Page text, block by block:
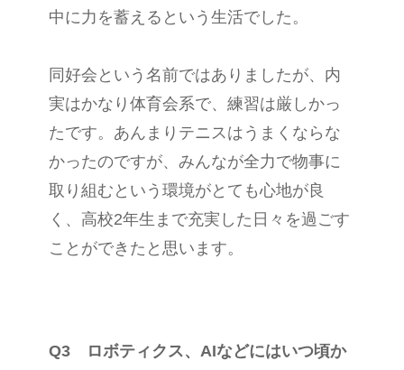
中に力を蓄えるという生活でした。
同好会という名前ではありましたが、内
実はかなり体育会系で、練習は厳しかっ
たです。あんまりテニスはうまくならな
かったのですが、みんなが全力で物事に
取り組むという環境がとても心地が良
く、高校2年生まで充実した日々を過ごす
ことができたと思います。
Q3 ロボティクス、AIなどにはいつ頃か